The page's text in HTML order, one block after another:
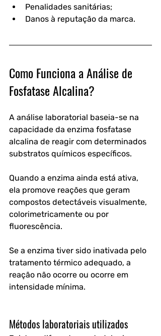
Penalidades sanitárias;
Danos à reputação da marca.
Como Funciona a Análise de
Fosfatase Alcalina?
A análise laboratorial baseia-se na
capacidade da enzima fosfatase
alcalina de reagir com determinados
substratos químicos específicos.
Quando a enzima ainda está ativa,
ela promove reações que geram
compostos detectáveis visualmente,
colorimetricamente ou por
fluorescência.
Se a enzima tiver sido inativada pelo
tratamento térmico adequado, a
reação não ocorre ou ocorre em
intensidade mínima.
Métodos laboratoriais utilizados